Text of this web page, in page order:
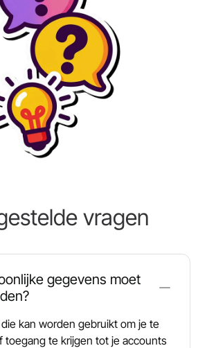
vragen
gegevens moet
kan worden gebruikt om je te
toegang te krijgen tot je accounts